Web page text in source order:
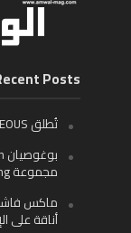
Posts
تُطلق NEOUS حذاء BERENICES الرياضي
مجموعة Kissing
ماكس
أناقة على